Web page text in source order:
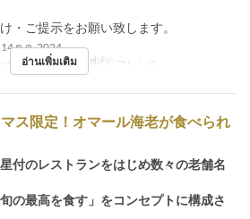
・ご提示をお願い致します。
ต.ค. 2024
หารเย็น หมวดหมู่ที่นั่ง フレンチ
อ่านเพิ่มเติม
マス限定！オマール海老が食べられ
付のレストランをはじめ数々の老舗名
の最高を食す」をコンセプトに構成さ